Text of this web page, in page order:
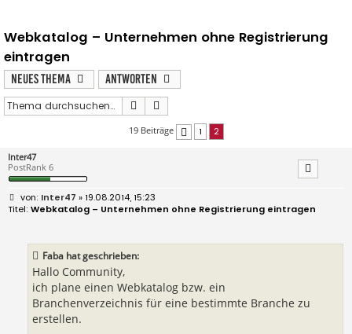
Webkatalog – Unternehmen ohne Registrierung
eintragen
Neues Thema
Antworten
Suche
19 Beiträge Vorherige
1 2
Inter47
PostRank 6
B
e
i
Inter47 » 19.08.2014, 15:23
Webkatalog – Unternehmen ohne Registrierung eintragen
Faba hat geschrieben:
Hallo Community,
ich plane einen Webkatalog bzw. ein
Branchenverzeichnis für eine bestimmte Branche zu
erstellen.